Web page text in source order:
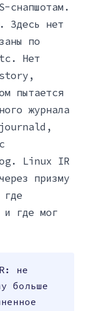
снапшотам.
Здесь нет
по
Нет
пытается
журнала
Linux IR
призму
и где мог
не
больше